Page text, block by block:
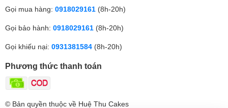
Gọi mua hàng: 0918029161 (8h-20h)
Gọi bảo hành: 0918029161 (8h-20h)
Gọi khiếu nại: 0931381584 (8h-20h)
Phương thức thanh toán
© Bản quyền thuộc về Huệ Thu Cakes